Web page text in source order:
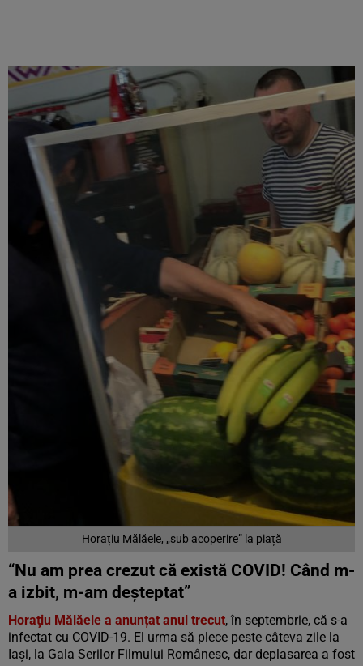
Horațiu Mălăele, „sub acoperire” la piață
“Nu am prea crezut că există COVID! Când m-
a izbit, m-am deșteptat”
Horaţiu Mălăele a anunțat anul trecut, în septembrie, că s-a
infectat cu COVID-19. El urma să plece peste câteva zile la
Iaşi, la Gala Serilor Filmului Românesc, dar deplasarea a fost